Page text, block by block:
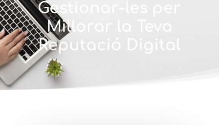
Gestionar-les per
Millorar la Teva
Reputació Digital